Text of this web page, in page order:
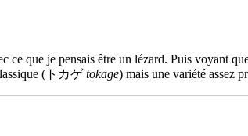
ce que je pensais être un lézard. Puis voyant
(トカゲtokage) mais une variété assez